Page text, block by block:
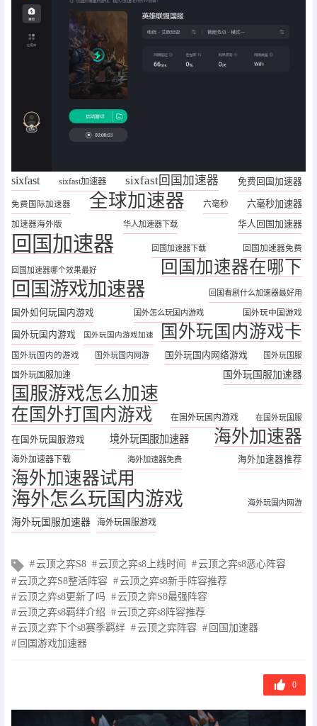
sixfast sixfast加速器 sixfast回国加速器 免费回国加速器
免费国际加速器 全球加速器 六毫秒 六毫秒加速器
加速器海外版 华人加速器下载 华人回国加速器
回国加速器 回国加速器下载 回国加速器免费
回国加速器哪个效果最好 回国加速器在哪下
回国游戏加速器 回国看剧什么加速器最好用
国外如何玩国内游戏 国外怎么玩国内游戏 国外玩中国游戏
国外玩国内游戏 国外玩国内游戏加速 国外玩国内游戏卡
国外玩国内的游戏 国外玩国内网游 国外玩国内网络游戏 国外玩国服
国外玩国服加速 国外玩国服加速器
国服游戏怎么加速
在国外打国内游戏 在国外玩国内游戏 在国外玩国服
在国外玩国服游戏 境外玩国服加速器 海外加速器
海外加速器下载 海外加速器免费 海外加速器推荐
海外加速器试用
海外怎么玩国内游戏 海外玩国内网游
海外玩国服加速器 海外玩国服游戏
文
章
标
签
云顶之弈S8 云顶之弈s8上线时间
云顶之弈s8恶心阵容
云顶之弈S8整活阵容
云顶之弈s8新手阵容推荐
云顶之弈s8更新了吗
云顶之弈S8最强阵容
云顶之弈s8羁绊介绍
云顶之弈s8阵容推荐
云顶之弈下个s8赛季羁绊
云顶之弈阵容
回国加速器
回国游戏加速器
0